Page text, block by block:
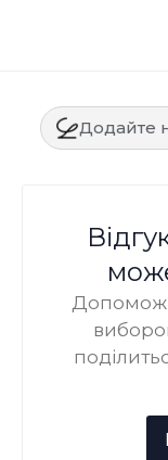
Додайте